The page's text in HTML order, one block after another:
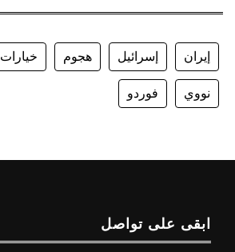
إيران إسرائيل هجوم خيارات
نووي فوردو
ابقى على تواصل